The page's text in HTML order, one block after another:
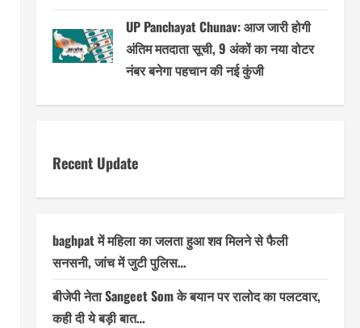
UP Panchayat Chunav: आज जारी होगी
अंतिम मतदाता सूची, 9 अंकों का नया वोटर
नंबर बनेगा पहचान की नई कुंजी
Recent Update
baghpat में महिला का जलता हुआ शव मिलने से फैली
सनसनी, जांच में जुटी पुलिस…
बीजेपी नेता Sangeet Som के बयान पर रालोद का पलटवार,
कही दी ये बड़ी बात…